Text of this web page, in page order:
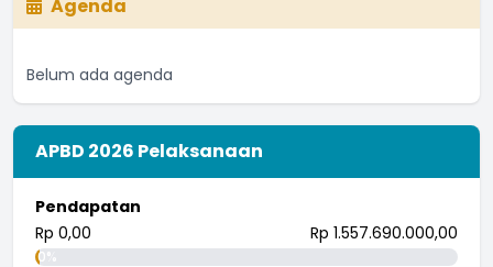
I nengah bendi
Astungkara biar semakin meningkat
...selengkapnya
26 Juli 2018 08:21:57
tingkatkan.
...selengkapnya
i wayan pujana eka putra
Agenda
Belum ada agenda
APBD 2026 Pelaksanaan
Pendapatan
Rp 0,00
Rp 1.557.690.000,00
0%